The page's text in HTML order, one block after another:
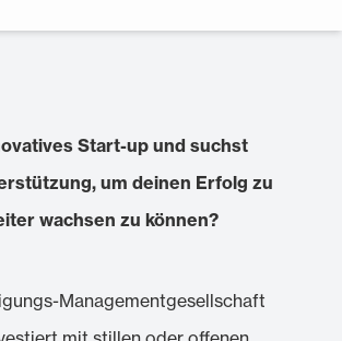
Start-up und suchst
um deinen Erfolg zu
wachsen zu können?
Managementgesellschaft